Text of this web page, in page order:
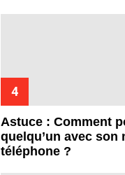
Astuce : Comment
quelqu’un avec son
téléphone ?